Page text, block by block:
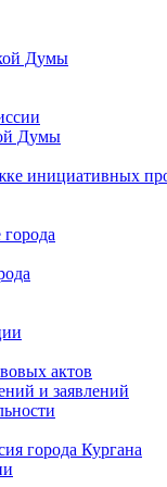
Думы
Думы
инициативных
актов
и заявлений
города Кургана